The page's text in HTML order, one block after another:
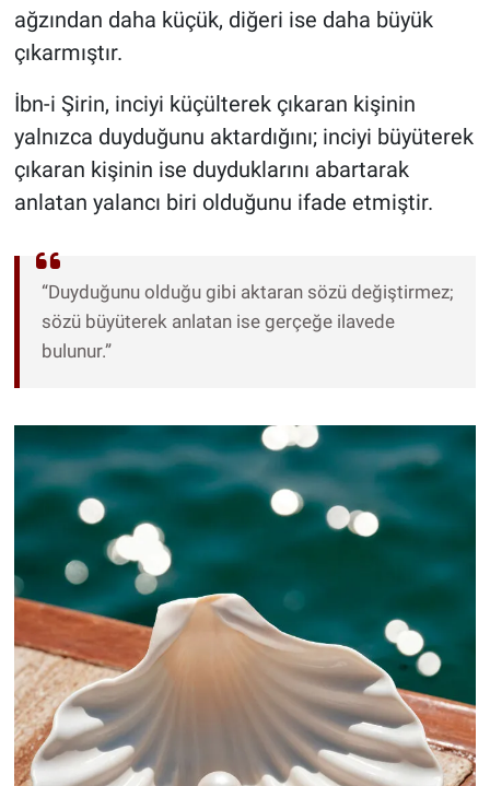
ağzından daha küçük, diğeri ise daha büyük
çıkarmıştır.
İbn-i Şirin, inciyi küçülterek çıkaran kişinin
yalnızca duyduğunu aktardığını; inciyi büyüterek
çıkaran kişinin ise duyduklarını abartarak
anlatan yalancı biri olduğunu ifade etmiştir.
“Duyduğunu olduğu gibi aktaran sözü değiştirmez;
sözü büyüterek anlatan ise gerçeğe ilavede
bulunur.”